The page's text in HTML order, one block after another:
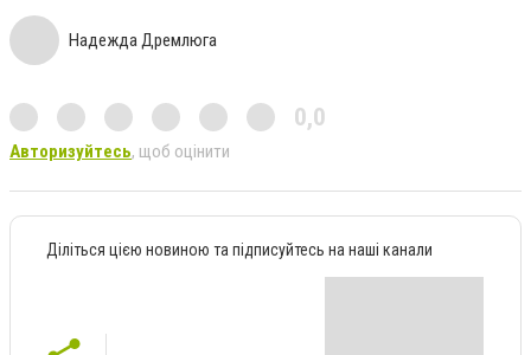
Надежда Дремлюга
0,0
Авторизуйтесь, щоб оцінити
Діліться цією новиною та підписуйтесь на наші канали